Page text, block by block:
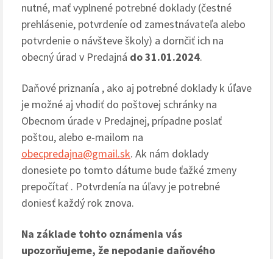
nutné, mať vyplnené potrebné doklady (čestné
prehlásenie, potvrdeníe od zamestnávateľa alebo
potvrdenie o návšteve školy) a dornčiť ich na
obecný úrad v Predajná do 31.01.2024.
Daňové priznanía , ako aj potrebné doklady k úľave
je možné aj vhodiť do poštovej schránky na
Obecnom úrade v Predajnej, prípadne poslať
poštou, alebo e-mailom na
obecpredajna@gmail.sk. Ak nám doklady
donesiete po tomto dátume bude ťažké zmeny
prepočítať . Potvrdenía na úľavy je potrebné
doniesť každý rok znova.
Na základe tohto oznámenia vás
upozorňujeme, že nepodanie daňového